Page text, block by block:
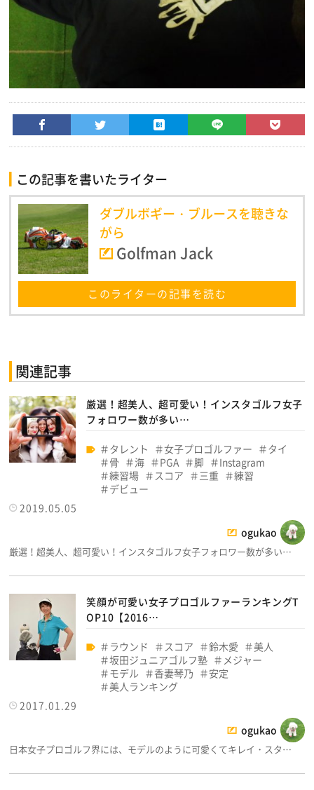
この記事を書いたライター
ダブルボギー・ブルースを聴きな
がら
Golfman Jack
このライターの記事を読む
関連記事
厳選！超美人、超可愛い！インスタゴルフ女子
フォロワー数が多い…
タレント 女子プロゴルファー
タイ
骨
海 PGA 脚
Instagram
練習場
スコア 三重
練習
デビュー
2019.05.05
ogukao
厳選！超美人、超可愛い！インスタゴルフ女子フォロワー数が多い…
笑顔が可愛い女子プロゴルファーランキングT
OP10【2016…
ラウンド スコア 鈴木愛
美人
坂田ジュニアゴルフ塾
メジャー
モデル
香妻琴乃
安定
美人ランキング
2017.01.29
ogukao
日本女子プロゴルフ界には、モデルのように可愛くてキレイ・スタ…